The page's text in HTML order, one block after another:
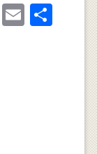
Email